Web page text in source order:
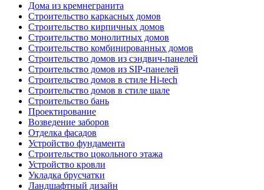
Дома из кремнегранита
Строительство каркасных домов
Строительство кирпичных домов
Строительство монолитных домов
Строительство комбинированных домов
Строительство домов из сэндвич-панелей
Строительство домов из SIP-панелей
Строительство домов в стиле Hi-tech
Строительство домов в стиле шале
Строительство бань
Проектирование
Возведение заборов
Отделка фасадов
Устройство фундамента
Строительство цокольного этажа
Устройство кровли
Укладка брусчатки
Ландшафтный дизайн